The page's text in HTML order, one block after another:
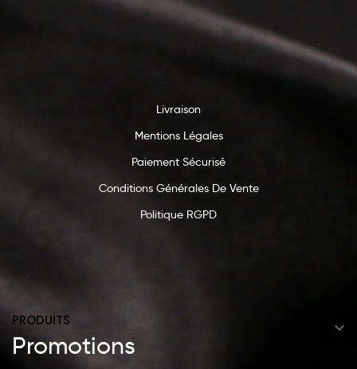
Livraison
Mentions Légales
Paiement Sécurisé
Conditions Générales De Vente
Politique RGPD
PRODUITS 
Promotions